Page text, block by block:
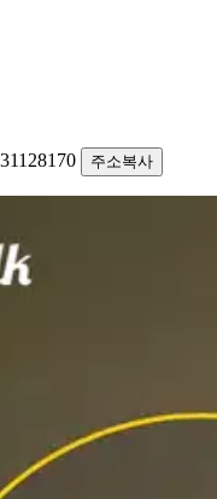
주소복사